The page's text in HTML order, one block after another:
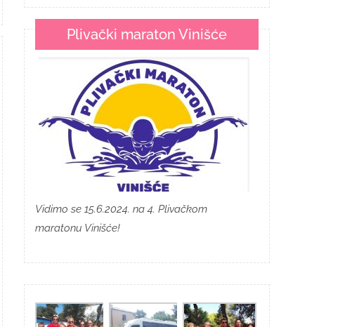
Plivački maraton Vinišće
Vidimo se 15.6.2024. na 4. Plivačkom
maratonu Vinišće!